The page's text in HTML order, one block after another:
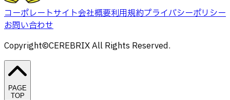
コーポレートサイト会社概要利用規約プライバシーポリシー
お問い合わせ
Copyright©CEREBRIX All Rights Reserved.
PAGE
TOP